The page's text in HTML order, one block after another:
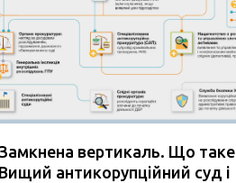
вертикаль. Що таке
Вищий антикорупційний суд і